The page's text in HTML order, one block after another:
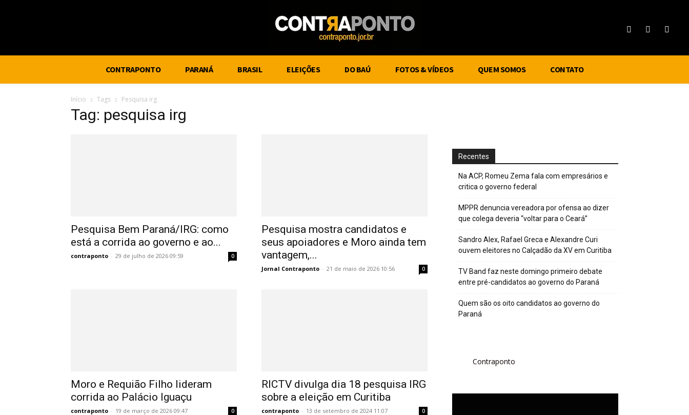
CONTRAPONTO PARANÁ BRASIL ELEIÇÕES DO BAÚ FOTOS & VÍDEOS QUEM SOMOS CONTATO
Início Tags Pesquisa irg
Tag: pesquisa irg
Pesquisa Bem Paraná/IRG: como
está a corrida ao governo e ao...
contraponto - 29 de julho de 2026 09:59 0
Pesquisa mostra candidatos e
seus apoiadores e Moro ainda tem
vantagem,...
Jornal Contraponto - 21 de maio de 2026 10:56 0
Moro e Requião Filho lideram
corrida ao Palácio Iguaçu
contraponto - 19 de março de 2026 09:47 0
RICTV divulga dia 18 pesquisa IRG
sobre a eleição em Curitiba
contraponto - 13 de setembro de 2024 11:07 0
Recentes
Na ACP, Romeu Zema fala com empresários e
critica o governo federal
MPPR denuncia vereadora por ofensa ao dizer
que colega deveria “voltar para o Ceará”
Sandro Alex, Rafael Greca e Alexandre Curi
ouvem eleitores no Calçadão da XV em Curitiba
TV Band faz neste domingo primeiro debate
entre pré-candidatos ao governo do Paraná
Quem são os oito candidatos ao governo do
Paraná
Contraponto